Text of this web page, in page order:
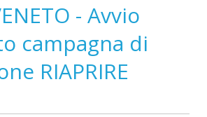
- Avvio
campagna di
RIAPRIRE